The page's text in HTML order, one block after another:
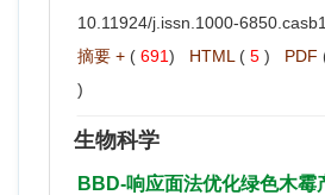
10.11924/j.issn.1000-
摘要 + ( 691) HTML ( 5 ) PDF
)
生物科学
BBD-响应面法优化绿色木霉